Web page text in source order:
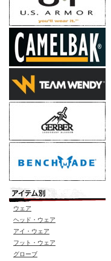
ウェア
ヘッド・ウェア
アイ・ウェア
フット・ウェア
グローブ